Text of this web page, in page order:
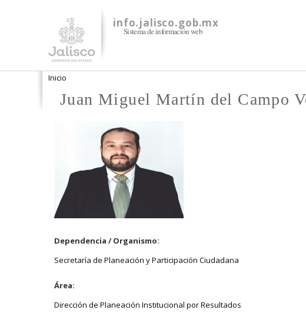
info.jalisco.gob.mx
Sistema de información web
Se encuentra usted aquí
Inicio
Juan Miguel Martín del Campo
Dependencia / Organismo:
Secretaría de Planeación y Participación Ciudadana
Área:
Dirección de Planeación Institucional por Resultados